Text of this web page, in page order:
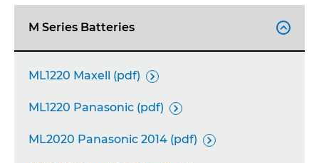
M Series Batteries 
ML1220 Maxell (pdf) 
ML1220 Panasonic (pdf) 
ML2020 Panasonic 2014 (pdf) 